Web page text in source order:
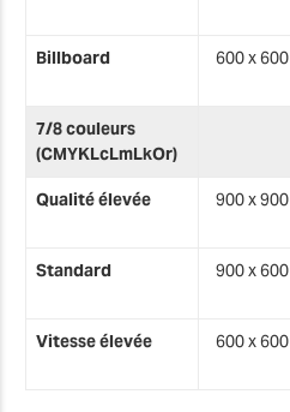
Billboard 600 x 600
7/8 couleurs
(CMYKLcLmLkOr)
Qualité élevée 900 x 900
Standard 900 x 600
Vitesse élevée 600 x 600